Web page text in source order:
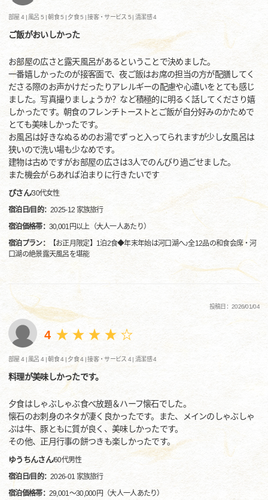
部屋 4 | 風呂 5 |朝食 5 | 夕食 5 |接客・サービス 5 |清潔感 4
ご飯がおいしかった
お部屋の広さと露天風呂があるということで決めました。
一番嬉しかったのが接客面で、夜ご飯はお席の担当の方が配膳してく
ださる際のお声かけだったりアレルギーの配慮や心遣いをとても感じ
ました。写真撮りましょうか？など積極的に明るく話してくださり嬉
しかったです。朝食のフレンチトーストとご飯が自分好みのかためで
とても美味しかったです。
お風呂は好きなぬるめのお湯でずっと入ってられますが少し女風呂は
狭いので洗い場も少なめです。
建物は古めですがお部屋の広さは3人でのんびり過ごせました。
また機会がらあれば泊まりに行きたいです
ぴさん/30代女性
宿泊日/目的：2025-12 家族旅行
宿泊価格帯： 30,001円以上（大人一人あたり）
宿泊プラン：
【お正月限定】1泊2食◆年末年始は河口湖へ♪全12品の和食会席・河
口湖の絶景露天風呂を堪能
投稿日：2026/01/04
4
部屋 4 | 風呂 4 |朝食 4 | 夕食 4 |接客・サービス 4 |清潔感 4
料理が美味しかったです。
夕食はしゃぶしゃぶ食べ放題＆ハーフ懐石でした。
懐石のお刺身のネタが凄く良かったです。また、メインのしゃぶしゃ
ぶは牛、豚ともに質が良く、美味しかったです。
その他、正月行事の餅つきも楽しかったです。
ゆうちんさん/60代男性
宿泊日/目的：2026-01 家族旅行
宿泊価格帯： 29,001～30,000円（大人一人あたり）